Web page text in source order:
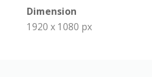
Dimension
1920 x 1080 px